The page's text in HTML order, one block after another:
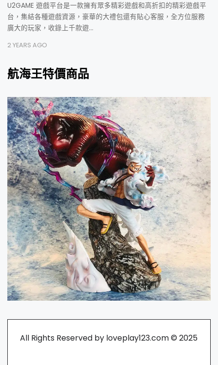
U2GAME 遊戲平台是一款擁有眾多精彩遊戲和高折扣的精彩遊戲平
台，集結各種遊戲資源，豪華的大禮包還有貼心客服，全方位服務
廣大的玩家，收錄上千款遊…
2 YEARS AGO
航海王特價商品
All Rights Reserved by loveplay123.com © 2025